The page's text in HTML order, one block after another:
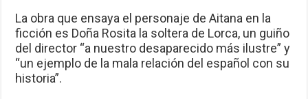
La obra que ensaya el personaje de Aitana en la
ficción es Doña Rosita la soltera de Lorca, un guiño
del director “a nuestro desaparecido más ilustre” y
“un ejemplo de la mala relación del español con su
historia”.